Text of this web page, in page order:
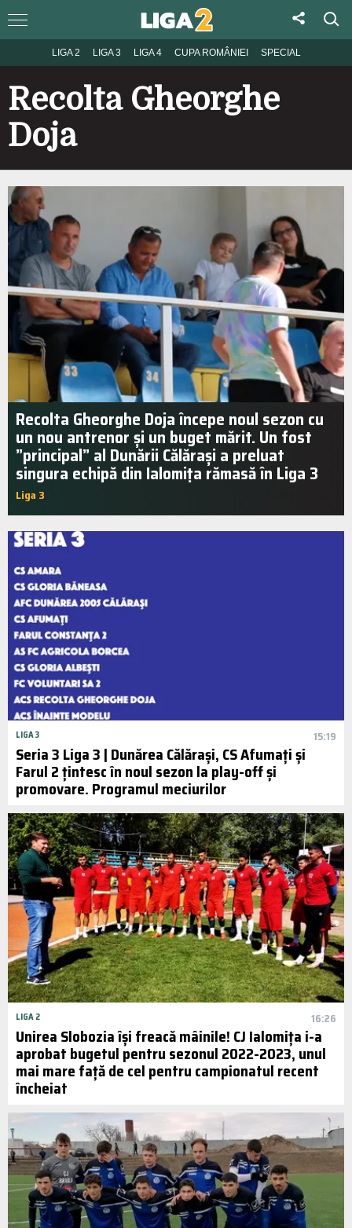
LIGA 2 LIGA 3 LIGA 4 CUPA ROMÂNIEI SPECIAL
Recolta Gheorghe
Doja
Recolta Gheorghe Doja începe noul sezon cu
un nou antrenor și un buget mărit. Un fost
”principal” al Dunării Călărași a preluat
singura echipă din Ialomița rămasă în Liga 3
Liga 3
LIGA 3 15:19
Seria 3 Liga 3 | Dunărea Călărași, CS Afumați și
Farul 2 țintesc în noul sezon la play-off și
promovare. Programul meciurilor
LIGA 2 16:26
Unirea Slobozia își freacă mâinile! CJ Ialomița i-a
aprobat bugetul pentru sezonul 2022-2023, unul
mai mare față de cel pentru campionatul recent
încheiat